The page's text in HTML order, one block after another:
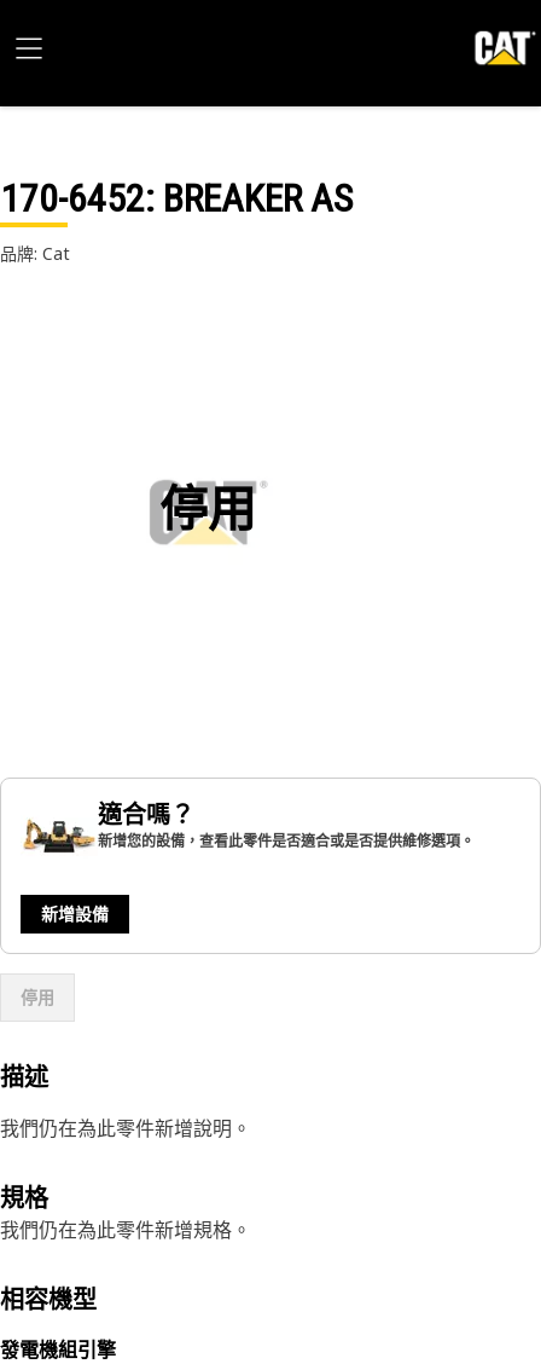
170-6452: BREAKER AS
品牌: Cat
停用
適合嗎？
新增您的設備，查看此零件是否適合或是否提供維修選項。
新增設備
停用
描述
我們仍在為此零件新增說明。
規格
我們仍在為此零件新增規格。
相容機型
發電機組引擎